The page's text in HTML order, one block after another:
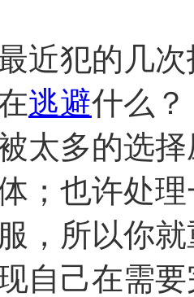
近犯的几
逃避什么？
太多的选
；也许处
，所以你
自己在需